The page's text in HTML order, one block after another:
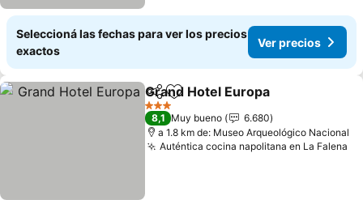
Seleccioná las fechas para ver los precios
exactos
Ver precios
CompartirAñadir a favoritos
Grand Hotel Europa
3 Estrellas
8,1 Muy bueno
6.680
a 1.8 km de: Museo Arqueológico Nacional
Auténtica cocina napolitana en La Falena